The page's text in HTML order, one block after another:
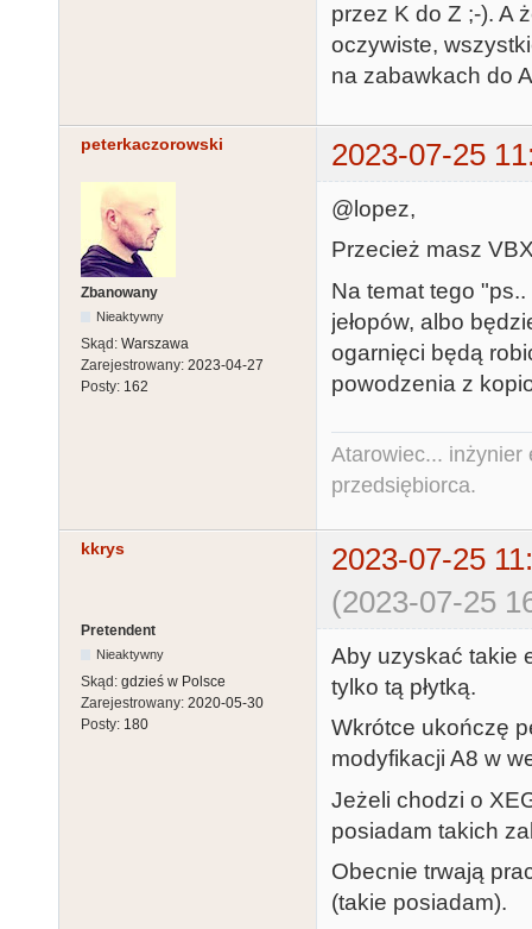
przez K do Z ;-). A
oczywiste,
na zabawkach do
peterkaczorowski 2023-07-25
Zbanowany
Nieaktywny
Skąd: Warszawa
Zarejestrowany: 2023-04-27
Posty: 162
@lopez,
Przecież masz
Na temat tego
jełopów, albo
ogarnięci będą
powodzenia z
Atarowiec... inżynier
przedsiębiorca.
kkrys
2023-07-25
(2023-07-25
Pretendent
Nieaktywny
Skąd: gdzieś w Polsce
Zarejestrowany: 2020-05-30
Posty: 180
Aby uzyskać takie
tylko tą płytką.
Wkrótce ukończę
modyfikacji A8 w
Jeżeli chodzi o
posiadam takich
Obecnie trwają
(takie posiadam).